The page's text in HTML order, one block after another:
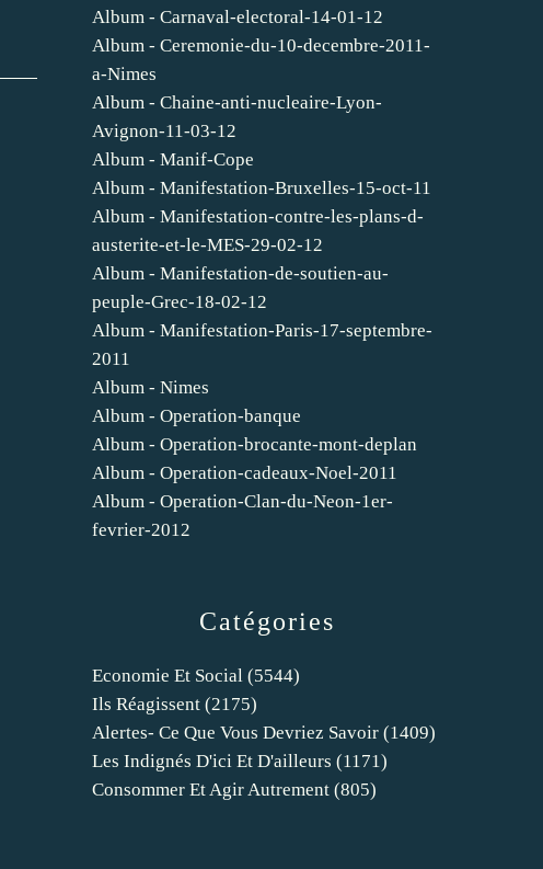
Catégories
Economie Et Social (5544)
Ils Réagissent (2175)
Alertes- Ce Que Vous Devriez Savoir (1409)
Les Indignés D'ici Et D'ailleurs (1171)
Consommer Et Agir Autrement (805)
Album - Carnaval-electoral-14-01-12
Album - Ceremonie-du-10-decembre-2011-
a-Nimes
Album - Chaine-anti-nucleaire-Lyon-
Avignon-11-03-12
Album - Manif-Cope
Album - Manifestation-Bruxelles-15-oct-11
Album - Manifestation-contre-les-plans-d-
austerite-et-le-MES-29-02-12
Album - Manifestation-de-soutien-au-
peuple-Grec-18-02-12
Album - Manifestation-Paris-17-septembre-
2011
Album - Nimes
Album - Operation-banque
Album - Operation-brocante-mont-deplan
Album - Operation-cadeaux-Noel-2011
Album - Operation-Clan-du-Neon-1er-
fevrier-2012